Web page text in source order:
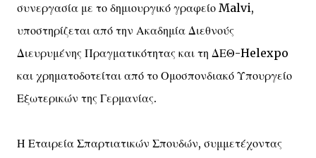
συνεργασία με το δημιουργικό γραφείο Malvi,
υποστηρίζεται από την Ακαδημία Διεθνούς
Διευρυμένης Πραγματικότητας και τη ΔΕΘ-Helexpo
και χρηματοδοτείται από το Ομοσπονδιακό Υπουργείο
Εξωτερικών της Γερμανίας.
Η Εταιρεία Σπαρτιατικών Σπουδών, συμμετέχοντας